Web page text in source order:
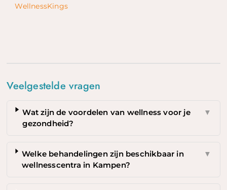
WellnessKings
Veelgestelde vragen
Wat zijn de voordelen van wellness voor je
gezondheid?
▼
Welke behandelingen zijn beschikbaar in
wellnesscentra in Kampen?
▼